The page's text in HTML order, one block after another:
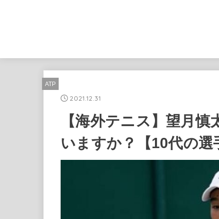
ATP
2021.12.31
【海外テニス】望月
いますか？【10代の選